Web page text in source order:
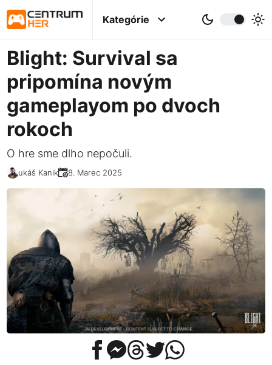
Kategórie
Blight: Survival sa
pripomína novým
gameplayom po dvoch
rokoch
O hre sme dlho nepočuli.
Lukáš Kanik 28. Marec 2025